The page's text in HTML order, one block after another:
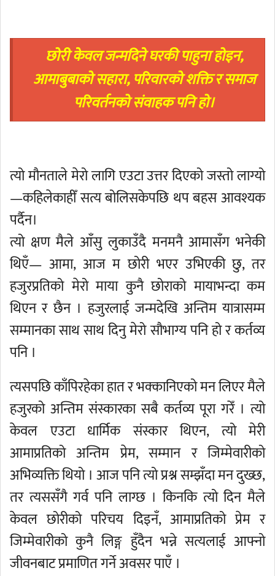
छोरी केवल जन्मदिने घरकी पाहुना होइन,
आमाबुबाको सहारा, परिवारको शक्ति र समाज
परिवर्तनको संवाहक पनि हो।
त्यो मौनताले मेरो लागि एउटा उत्तर दिएको जस्तो लाग्यो
—कहिलेकाहीँ सत्य बोलिसकेपछि थप बहस आवश्यक
पर्दैन।
त्यो क्षण मैले आँसु लुकाउँदै मनमनै आमासँग भनेकी
थिएँ— आमा, आज म छोरी भएर उभिएकी छु, तर
हजुरप्रतिको मेरो माया कुनै छोराको मायाभन्दा कम
थिएन र छैन । हजुरलाई जन्मदेखि अन्तिम यात्रासम्म
सम्मानका साथ साथ दिनु मेरो सौभाग्य पनि हो र कर्तव्य
पनि ।
त्यसपछि काँपिरहेका हात र भक्कानिएको मन लिएर मैले
हजुरको अन्तिम संस्कारका सबै कर्तव्य पूरा गरेँ । त्यो
केवल एउटा धार्मिक संस्कार थिएन, त्यो मेरी
आमाप्रतिको अन्तिम प्रेम, सम्मान र जिम्मेवारीको
अभिव्यक्ति थियो । आज पनि त्यो प्रश्न सम्झँदा मन दुख्छ,
तर त्यससँगै गर्व पनि लाग्छ । किनकि त्यो दिन मैले
केवल छोरीको परिचय दिइनँ, आमाप्रतिको प्रेम र
जिम्मेवारीको कुनै लिङ्ग हुँदैन भन्ने सत्यलाई आफ्नो
जीवनबाट प्रमाणित गर्ने अवसर पाएँ ।